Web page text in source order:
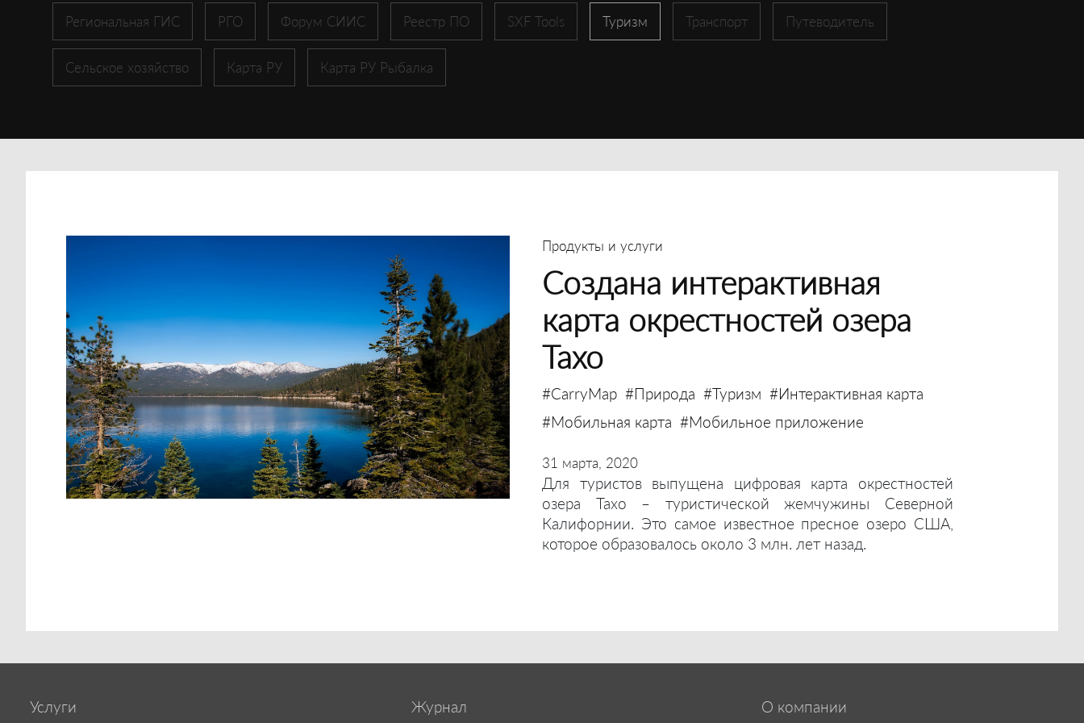
Региональная ГИС РГО Форум СИИС Реестр ПО SXF Tools Туризм Транспорт Путеводитель
Сельское хозяйство Карта РУ Карта РУ Рыбалка
Продукты и услуги
Создана интерактивная
карта окрестностей озера
Тахо
#CarryMap #Природа #Туризм #Интерактивная карта
#Мобильная карта #Мобильное приложение
31 марта, 2020
Для туристов выпущена цифровая карта окрестностей
озера Тахо – туристической жемчужины Северной
Калифорнии. Это самое известное пресное озеро США,
которое образовалось около 3 млн. лет назад.
Услуги Журнал О компании